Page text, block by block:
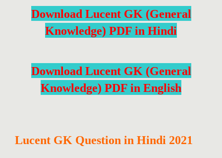
Download Lucent GK (General
Knowledge) PDF in Hindi
Download Lucent GK (General
Knowledge) PDF in English
Lucent GK Question in Hindi 2021